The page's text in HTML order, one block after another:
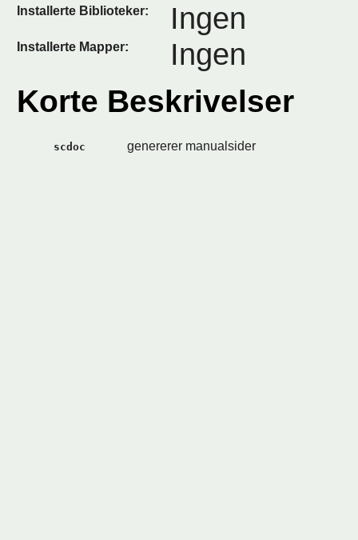
Installerte Biblioteker: Ingen
Installerte Mapper: Ingen
Korte Beskrivelser
scdoc genererer manualsider